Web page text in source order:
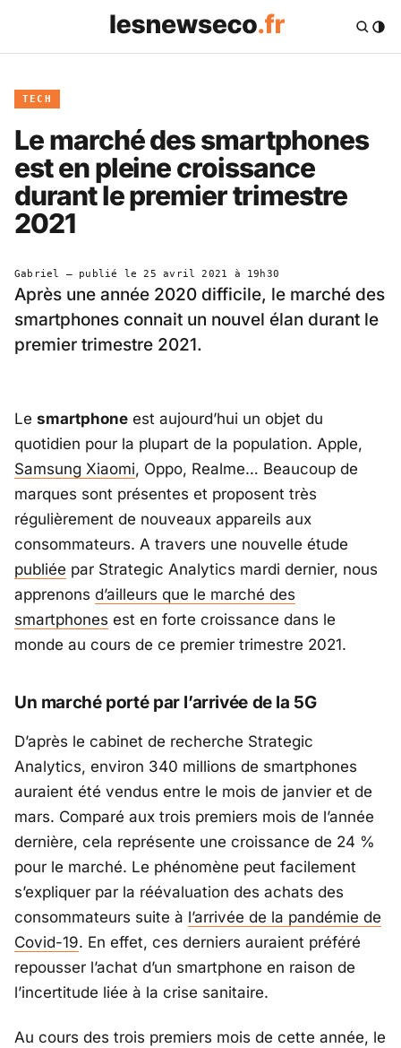
TECH
Le marché des smartphones
est en pleine croissance
durant le premier trimestre
2021
Gabriel — publié le25 avril 2021 à 19h30
Après une année 2020 difficile, le marché des
smartphones connait un nouvel élan durant le
premier trimestre 2021.
Le smartphone est aujourd’hui un objet du
quotidien pour la plupart de la population. Apple,
Samsung Xiaomi, Oppo, Realme… Beaucoup de
marques sont présentes et proposent très
régulièrement de nouveaux appareils aux
consommateurs. A travers une nouvelle étude
publiée par Strategic Analytics mardi dernier, nous
apprenons d’ailleurs que le marché des
smartphones est en forte croissance dans le
monde au cours de ce premier trimestre 2021.
Un marché porté par l’arrivée de la 5G
D’après le cabinet de recherche Strategic
Analytics, environ 340 millions de smartphones
auraient été vendus entre le mois de janvier et de
mars. Comparé aux trois premiers mois de l’année
dernière, cela représente une croissance de 24 %
pour le marché. Le phénomène peut facilement
s’expliquer par la réévaluation des achats des
consommateurs suite à l’arrivée de la pandémie de
Covid-19. En effet, ces derniers auraient préféré
repousser l’achat d’un smartphone en raison de
l’incertitude liée à la crise sanitaire.
Au cours des trois premiers mois de cette année, le